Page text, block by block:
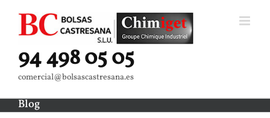
contenido
94 498 05 05
comercial@bolsascastresana.es
Blog